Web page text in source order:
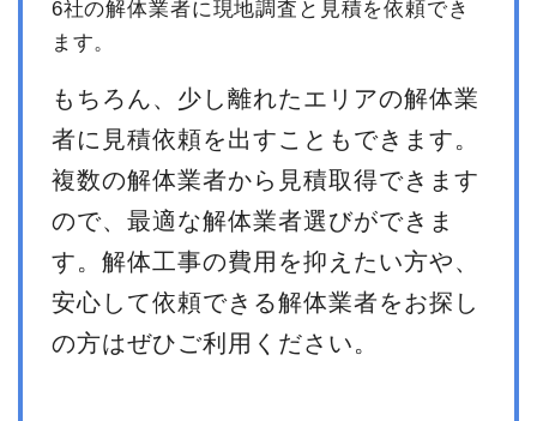
6社の解体業者に現地調査と見積を依頼でき
ます。
もちろん、少し離れたエリアの解体業
者に見積依頼を出すこともできます。
複数の解体業者から見積取得できます
ので、最適な解体業者選びができま
す。解体工事の費用を抑えたい方や、
安心して依頼できる解体業者をお探し
の方はぜひご利用ください。